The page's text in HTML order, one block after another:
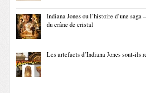
Indiana Jones ou l’histoire d’une saga
du crâne de cristal
Les artefacts d’Indiana Jones sont-ils